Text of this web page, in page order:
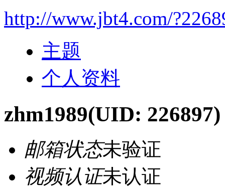
http://www.jbt4.com/
主题
个人资料
zhm1989(UID: 226897)
邮箱状态未验证
视频认证未认证